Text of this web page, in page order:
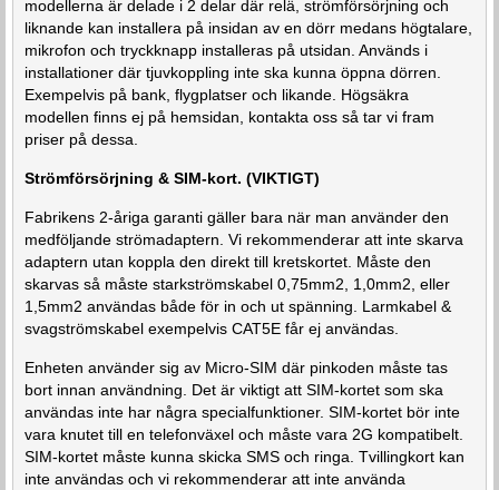
modellerna är delade i 2 delar där relä, strömförsörjning och
liknande kan installera på insidan av en dörr medans högtalare,
mikrofon och tryckknapp installeras på utsidan. Används i
installationer där tjuvkoppling inte ska kunna öppna dörren.
Exempelvis på bank, flygplatser och likande. Högsäkra
modellen finns ej på hemsidan, kontakta oss så tar vi fram
priser på dessa.
Strömförsörjning & SIM-kort. (VIKTIGT)
Fabrikens 2-åriga garanti gäller bara när man använder den
medföljande strömadaptern. Vi rekommenderar att inte skarva
adaptern utan koppla den direkt till kretskortet. Måste den
skarvas så måste starkströmskabel 0,75mm2, 1,0mm2, eller
1,5mm2 användas både för in och ut spänning. Larmkabel &
svagströmskabel exempelvis CAT5E får ej användas.
Enheten använder sig av Micro-SIM där pinkoden måste tas
bort innan användning. Det är viktigt att SIM-kortet som ska
användas inte har några specialfunktioner. SIM-kortet bör inte
vara knutet till en telefonväxel och måste vara 2G kompatibelt.
SIM-kortet måste kunna skicka SMS och ringa. Tvillingkort kan
inte användas och vi rekommenderar att inte använda